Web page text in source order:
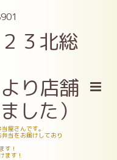
３北総
り店舗
した）
屋さんです。
当をお届けしており
す！
ます！